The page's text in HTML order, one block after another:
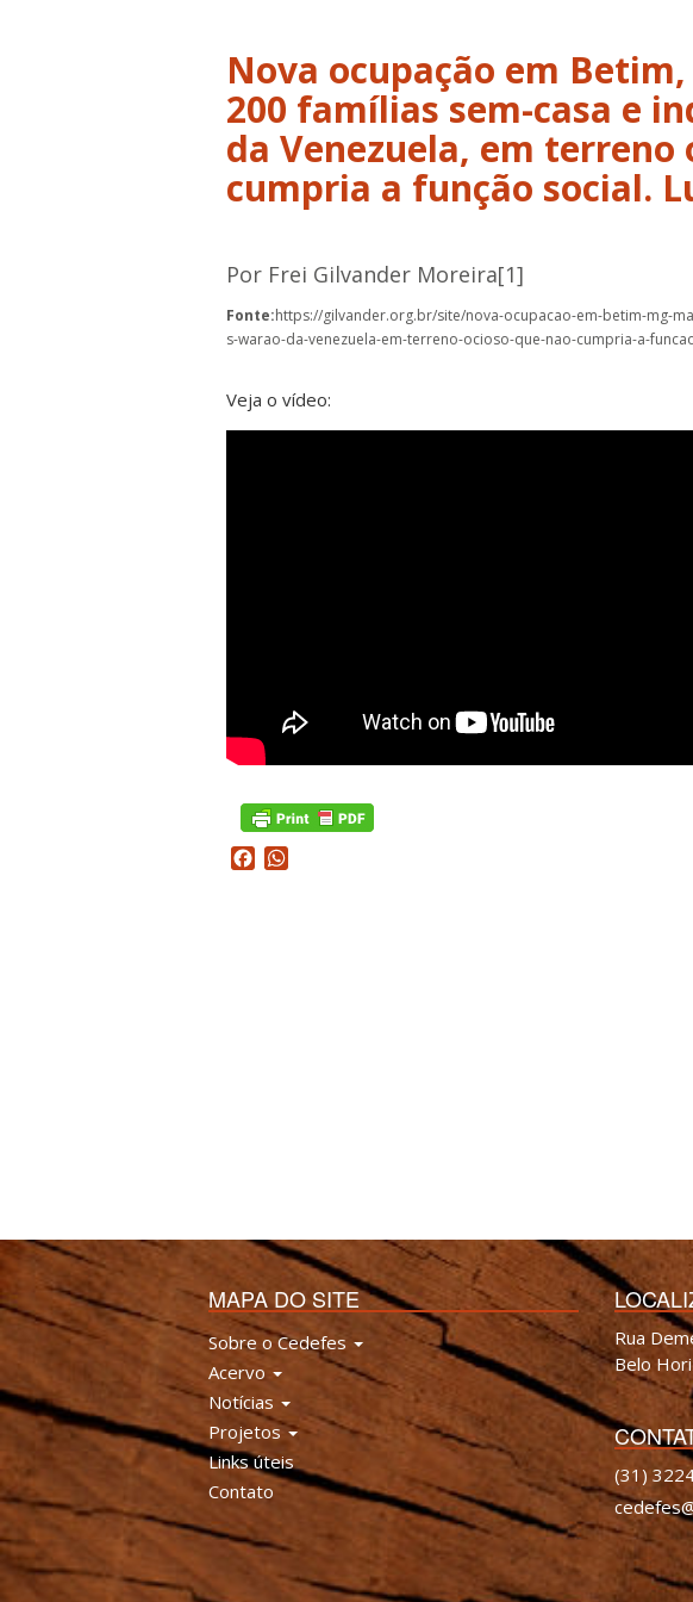
Nova ocupação em
200 famílias sem-casa e
da Venezuela, em terreno
cumpria a função social.
Por Frei Gilvander Moreira[1]
Fonte:https://gilvander.org.br/site/nova-ocupacao-em-betim-mg-
s-warao-da-venezuela-em-terreno-ocioso-que-nao-cumpria-a-
Veja o vídeo:
Facebook
MAPA DO SITE
Sobre o Cedefes
Acervo
Notícias
Projetos
Links úteis
Contato
Rua
Belo
(31)